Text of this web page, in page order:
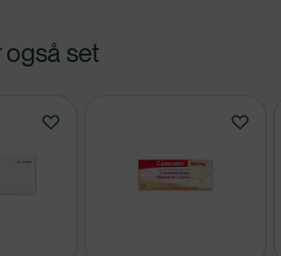
også set